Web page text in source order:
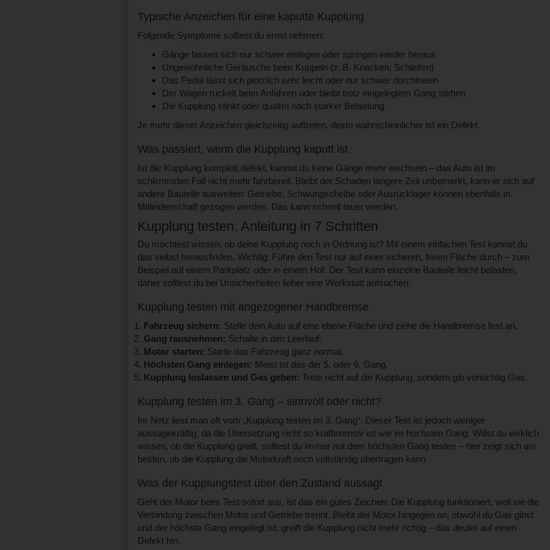
Typische Anzeichen für eine kaputte Kupplung
Folgende Symptome solltest du ernst nehmen:
Gänge lassen sich nur schwer einlegen oder springen wieder heraus
Ungewöhnliche Geräusche beim Kuppeln (z. B. Knacken, Schleifen)
Das Pedal lässt sich plötzlich sehr leicht oder nur schwer durchtreten
Der Wagen ruckelt beim Anfahren oder bleibt trotz eingelegtem Gang stehen
Die Kupplung stinkt oder qualmt nach starker Belastung
Je mehr dieser Anzeichen gleichzeitig auftreten, desto wahrscheinlicher ist ein Defekt.
Was passiert, wenn die Kupplung kaputt ist
Ist die Kupplung komplett defekt, kannst du keine Gänge mehr wechseln – das Auto ist im
schlimmsten Fall nicht mehr fahrbereit. Bleibt der Schaden längere Zeit unbemerkt, kann er sich auf
andere Bauteile ausweiten: Getriebe, Schwungscheibe oder Ausrücklager können ebenfalls in
Mitleidenschaft gezogen werden. Das kann schnell teuer werden.
Kupplung testen: Anleitung in 7 Schritten
Du möchtest wissen, ob deine Kupplung noch in Ordnung ist? Mit einem einfachen Test kannst du
das selbst herausfinden. Wichtig: Führe den Test nur auf einer sicheren, freien Fläche durch – zum
Beispiel auf einem Parkplatz oder in einem Hof. Der Test kann einzelne Bauteile leicht belasten,
daher solltest du bei Unsicherheiten lieber eine Werkstatt aufsuchen.
Kupplung testen mit angezogener Handbremse
Fahrzeug sichern: Stelle dein Auto auf eine ebene Fläche und ziehe die Handbremse fest an.
Gang rausnehmen: Schalte in den Leerlauf.
Motor starten: Starte das Fahrzeug ganz normal.
Höchsten Gang einlegen: Meist ist das der 5. oder 6. Gang.
Kupplung loslassen und Gas geben: Trete nicht auf die Kupplung, sondern gib vorsichtig Gas.
Kupplung testen im 3. Gang – sinnvoll oder nicht?
Im Netz liest man oft vom „Kupplung testen im 3. Gang“. Dieser Test ist jedoch weniger
aussagekräftig, da die Übersetzung nicht so kraftintensiv ist wie im höchsten Gang. Willst du wirklich
wissen, ob die Kupplung greift, solltest du immer mit dem höchsten Gang testen – hier zeigt sich am
besten, ob die Kupplung die Motorkraft noch vollständig übertragen kann.
Was der Kupplungstest über den Zustand aussagt
Geht der Motor beim Test sofort aus, ist das ein gutes Zeichen: Die Kupplung funktioniert, weil sie die
Verbindung zwischen Motor und Getriebe trennt. Bleibt der Motor hingegen an, obwohl du Gas gibst
und der höchste Gang eingelegt ist, greift die Kupplung nicht mehr richtig – das deutet auf einen
Defekt hin.